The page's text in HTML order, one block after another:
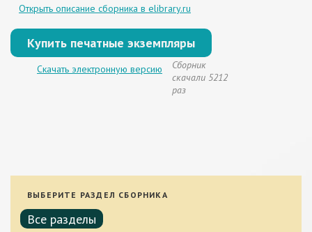
Открыть описание сборника в elibrary.ru
Купить печатные экземпляры
Скачать электронную версию
Сборник
скачали 5212
раз
ВЫБЕРИТЕ РАЗДЕЛ СБОРНИКА
Все разделы